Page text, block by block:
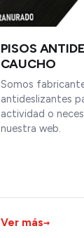
PISOS
CAUCHO
Somos
antideslizantes
actividad o
nuestra web.
Ver más→